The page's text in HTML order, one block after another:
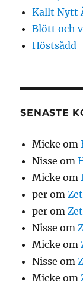
Kallt Nytt
Blött och
Höstsådd
SENASTE
Micke om
Nisse om
Micke om
per om
per om
Nisse om
Micke om
Nisse om
Micke om